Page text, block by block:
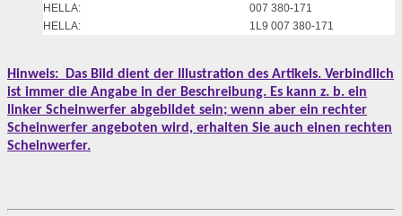
HELLA:
007 380-171
HELLA:
1L9 007 380-171
Hinweis:
Das Bild dient der Illustration des Artikels. Verbindlich
ist immer die Angabe in der Beschreibung. Es kann z. b. ein
linker Scheinwerfer abgebildet sein; wenn aber ein rechter
Scheinwerfer angeboten wird, erhalten Sie auch einen rechten
Scheinwerfer.